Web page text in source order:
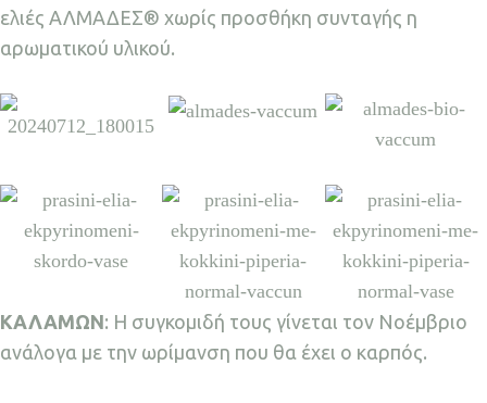
ελιές ΑΛΜΑΔΕΣ® χωρίς προσθήκη συνταγής η
αρωματικού υλικού.
ΚΑΛΑΜΩΝ: Η συγκομιδή τους γίνεται τον Νοέμβριο
ανάλογα με την ωρίμανση που θα έχει ο καρπός.